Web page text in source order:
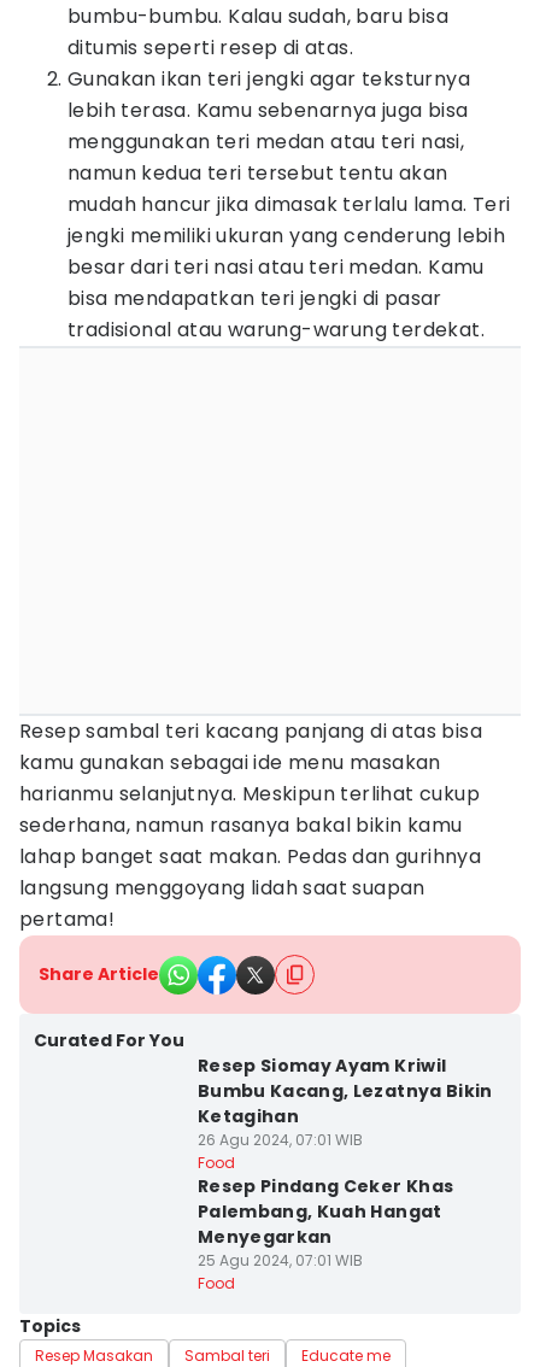
bumbu-bumbu. Kalau sudah, baru bisa
ditumis seperti resep di atas.
Gunakan ikan teri jengki agar teksturnya
lebih terasa. Kamu sebenarnya juga bisa
menggunakan teri medan atau teri nasi,
namun kedua teri tersebut tentu akan
mudah hancur jika dimasak terlalu lama. Teri
jengki memiliki ukuran yang cenderung lebih
besar dari teri nasi atau teri medan. Kamu
bisa mendapatkan teri jengki di pasar
tradisional atau warung-warung terdekat.
Resep sambal teri kacang panjang di atas bisa
kamu gunakan sebagai ide menu masakan
harianmu selanjutnya. Meskipun terlihat cukup
sederhana, namun rasanya bakal bikin kamu
lahap banget saat makan. Pedas dan gurihnya
langsung menggoyang lidah saat suapan
pertama!
Share Article
Curated For You
Resep Siomay Ayam Kriwil
Bumbu Kacang, Lezatnya Bikin
Ketagihan
26 Agu 2024, 07:01 WIB
Food
Resep Pindang Ceker Khas
Palembang, Kuah Hangat
Menyegarkan
25 Agu 2024, 07:01 WIB
Food
Topics
Resep Masakan Sambal teri
Educate me